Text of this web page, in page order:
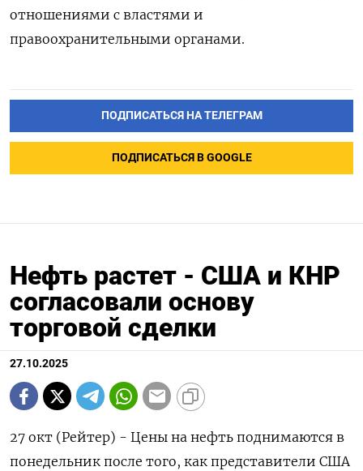
отношениями с властями и
правоохранительными органами.
ПОДПИСАТЬСЯ НА ТЕЛЕГРАМ
ПОДПИСАТЬСЯ В GOOGLE
Нефть растет - США и КНР
согласовали основу
торговой сделки
27.10.2025
27 окт (Рейтер) - Цены на нефть поднимаются в
понедельник после того, как представители США